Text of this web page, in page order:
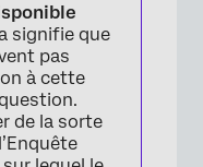
signifie que
pas
à cette
de la sorte